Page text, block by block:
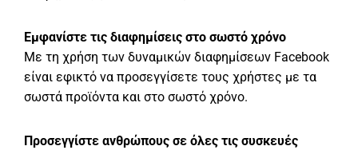
Εμφανίστε τις διαφημίσεις στο σωστό χρόνο
Με τη χρήση των δυναμικών διαφημίσεων Facebook
είναι εφικτό να προσεγγίσετε τους χρήστες με τα
σωστά προϊόντα και στο σωστό χρόνο.
Προσεγγίστε ανθρώπους σε όλες τις συσκευές